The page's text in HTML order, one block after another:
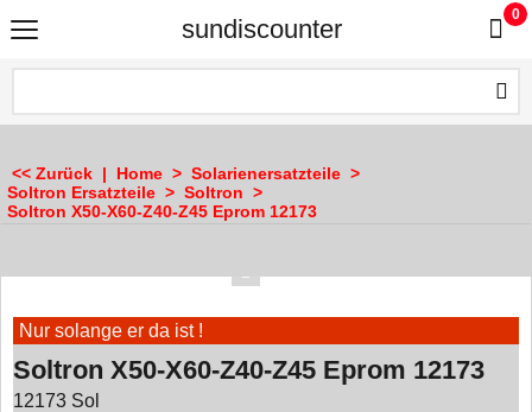
sundiscounter
0
<< Zurück | Home > Solarienersatzteile >
Soltron Ersatzteile > Soltron >
Soltron X50-X60-Z40-Z45 Eprom 12173
Nur solange er da ist !
Soltron X50-X60-Z40-Z45 Eprom 12173
12173 Sol